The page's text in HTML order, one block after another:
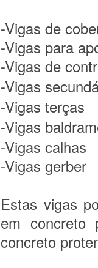
-Vigas de
-Vigas para
-Vigas de
-Vigas
-Vigas terças
-Vigas
-Vigas calhas
-Vigas gerber
Estas vigas
em concreto
concreto